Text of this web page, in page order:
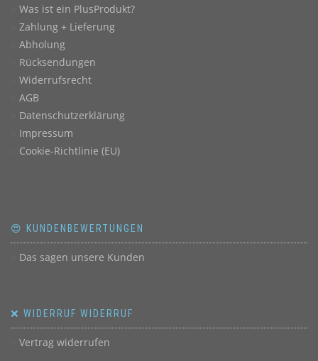
Was ist ein PlusProdukt?
Zahlung + Lieferung
Abholung
Rücksendungen
Widerrufsrecht
AGB
Datenschutzerklärung
Impressum
Cookie-Richtlinie (EU)
😍 KUNDENBEWERTUNGEN
Das sagen unsere Kunden
❌ WIDERRUF WIDERRUF
Vertrag widerrufen